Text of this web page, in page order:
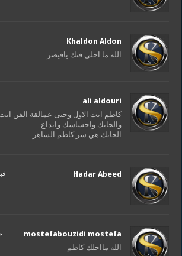
Khaldon Aldon
الله ما احلى فنك ياقيصر
ali aldouri
كاظم انت الاول وحتى عمالقة الفن
والحانك واحساسك وابداع
الحانك هي سر كاظم الساهر
Hadar Abeed فبراير
mostefabouzidi mostefa
الله مااحلك كاظم